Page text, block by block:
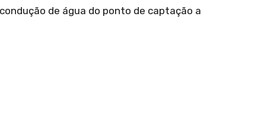
de água do ponto de captação a